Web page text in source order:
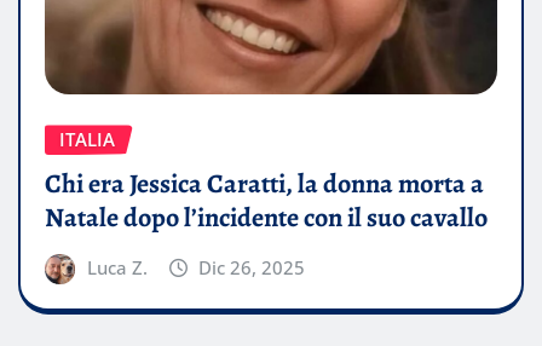
ITALIA
Chi era Jessica Caratti, la donna morta a
Natale dopo l’incidente con il suo cavallo
Luca Z. Dic 26, 2025